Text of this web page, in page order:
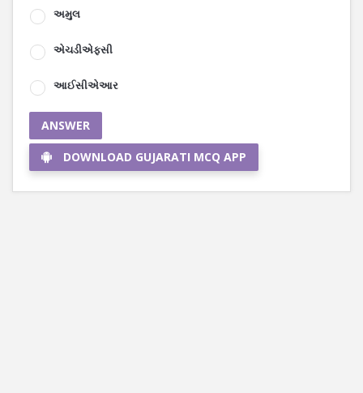
અમુલ
એચડીએફસી
આઈસીએઆર
ANSWER
DOWNLOAD GUJARATI MCQ APP